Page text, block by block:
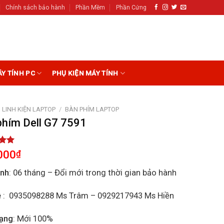
Chính sách bảo hành Phần Mềm Phần Cứng
TÍNH PC PHỤ KIỆN MÁY TÍNH
LINH KIỆN LAPTOP / BÀN PHÍM LAPTOP
Dell G7 7591
₫
: 06 tháng – Đổi mới trong thời gian bảo hành
: 0935098288 Ms Trâm – 0929217943 Ms Hiền
: Mới 100%